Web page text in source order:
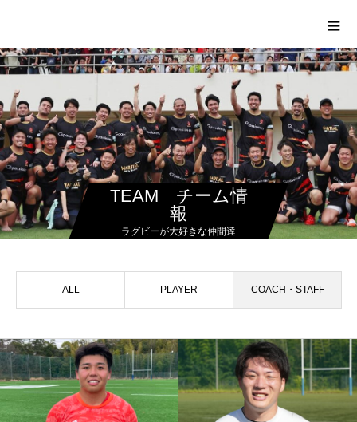
TEAM チーム情
報
ラグビーが大好きな仲間達
ALL PLAYER COACH・STAFF